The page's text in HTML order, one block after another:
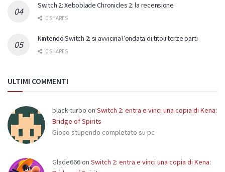
Switch 2: Xeboblade Chronicles 2: la recensione
0 SHARES
Nintendo Switch 2: si avvicina l’ondata di titoli terze parti
0 SHARES
ULTIMI COMMENTI
black-turbo on Switch 2: entra e vinci una copia di Kena:
Bridge of Spirits
Gioco stupendo completato su pc
Glade666on Switch 2: entra e vinci una copia di Kena: